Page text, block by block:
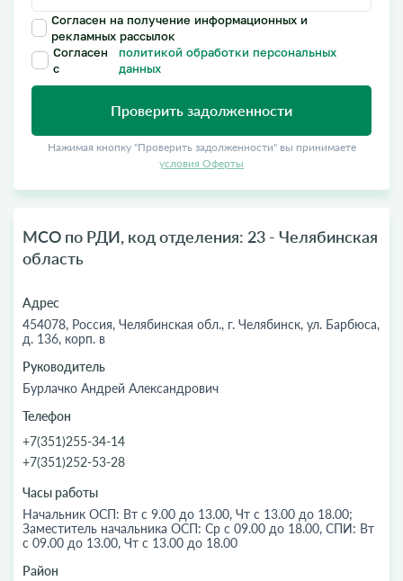
Согласен на получение информационных и
рекламных рассылок
Согласен
с
политикой обработки персональных
данных
Проверить задолженности
Нажимая кнопку "Проверить задолженности" вы принимаете
условия Оферты
МСО по РДИ, код отделения: 23 - Челябинская
область
Адрес
454078, Россия, Челябинская обл., г. Челябинск, ул. Барбюса,
д. 136, корп. в
Руководитель
Бурлачко Андрей Александрович
Телефон
+7(351)255-34-14
+7(351)252-53-28
Часы работы
Начальник ОСП: Вт с 9.00 до 13.00, Чт с 13.00 до 18.00;
Заместитель начальника ОСП: Ср с 09.00 до 18.00, СПИ: Вт
с 09.00 до 13.00, Чт с 13.00 до 18.00
Район